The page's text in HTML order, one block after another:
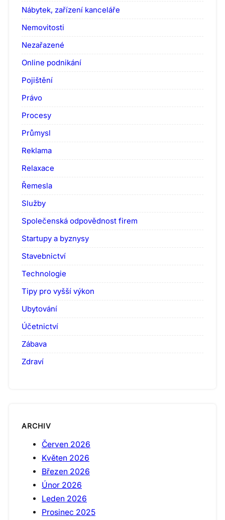
Nábytek, zařízení kanceláře
Nemovitosti
Nezařazené
Online podnikání
Pojištění
Právo
Procesy
Průmysl
Reklama
Relaxace
Řemesla
Služby
Společenská odpovědnost firem
Startupy a byznysy
Stavebnictví
Technologie
Tipy pro vyšší výkon
Ubytování
Účetnictví
Zábava
Zdraví
ARCHIV
Červen 2026
Květen 2026
Březen 2026
Únor 2026
Leden 2026
Prosinec 2025